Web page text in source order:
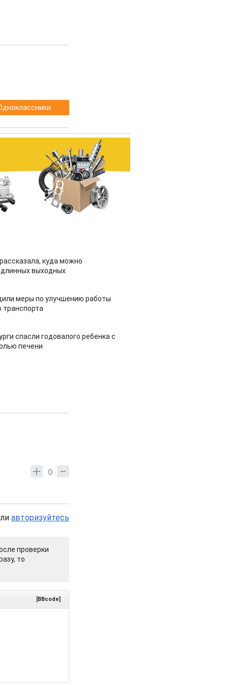
куда можно
выходных
меры по улучшению работы
транспорта
спасли годовалого ребенка с
печени
0
авторизуйтесь
проверки
то
[BBcode]